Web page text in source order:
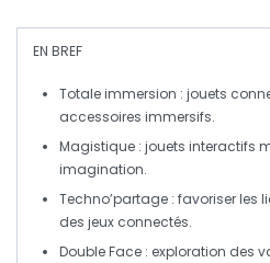
EN BREF
Totale immersion : jouets
accessoires immersifs.
Magistique : jouets interactifs
imagination.
Techno’partage : favoriser les
des jeux connectés.
Double Face : exploration des